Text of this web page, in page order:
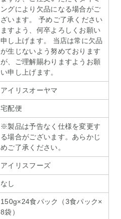
ングにより欠品になる場合がご
ざいます。 予めご了承ください
ますよう、何卒よろしくお願い
申し上げます。 当店は常に欠品
が生じないよう努めております
が、ご理解賜わりますようお願
い申し上げます。
アイリスオーヤマ
宅配便
※製品は予告なく仕様を変更す
る場合がございます。あらかじ
めご了承ください。
アイリスフーズ
なし
150g×24食パック（3食パック×
8袋）